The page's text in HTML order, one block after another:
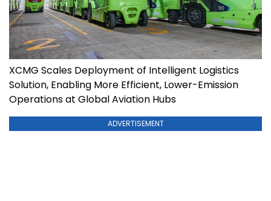
XCMG Scales Deployment of Intelligent Logistics
Solution, Enabling More Efficient, Lower-Emission
Operations at Global Aviation Hubs
ADVERTISEMENT